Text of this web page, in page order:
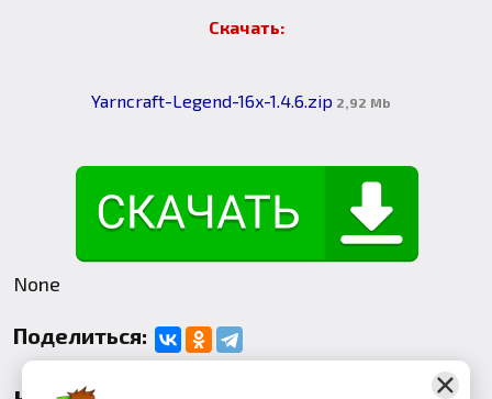
Скачать:
Yarncraft-Legend-16x-1.4.6.zip 2,92 Mb
None
Поделиться: